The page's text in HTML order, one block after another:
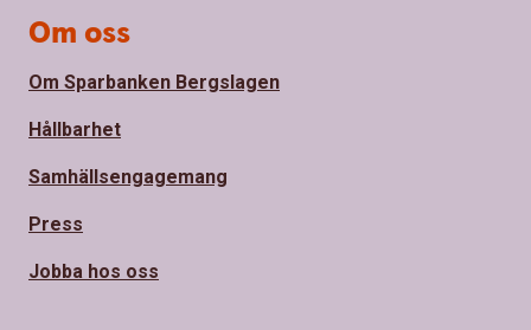
Om oss
Om Sparbanken Bergslagen
Hållbarhet
Samhällsengagemang
Press
Jobba hos oss